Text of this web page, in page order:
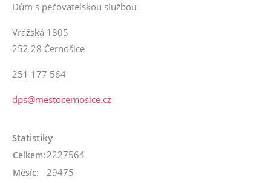
Dům s pečovatelskou službou
Vrážská 1805
252 28 Černošice
251 177 564
dps@mestocernosice.cz
Statistiky
Celkem:2227564
Měsíc: 29475